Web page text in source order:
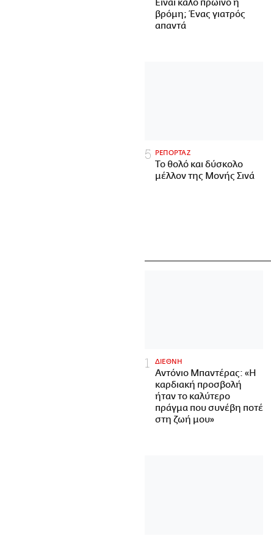
Είναι καλό πρωινό η
βρόμη; Ένας γιατρός
απαντά
ΡΕΠΟΡΤΑΖ
Το θολό και δύσκολο
μέλλον της Μονής Σινά
ΔΙΕΘΝΗ
Αντόνιο Μπαντέρας: «Η
καρδιακή προσβολή
ήταν το καλύτερο
πράγμα που συνέβη ποτέ
στη ζωή μου»